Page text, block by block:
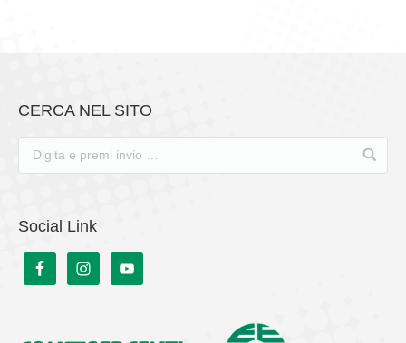
CERCA NEL SITO
Social Link